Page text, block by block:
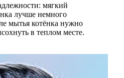
мягкий
лучше немного
мытья котёнка нужно
в теплом месте.